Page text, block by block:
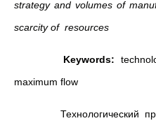
strategy and volumes of
scarcity of resources
Keywords:
maximum flow
Технологический